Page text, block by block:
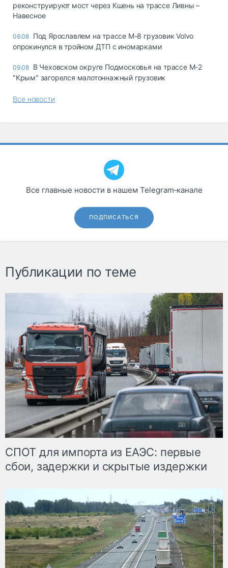
реконструируют мост через Кшень на трассе Ливны –
Навесное
09.08 Под Ярославлем на трассе М-8 грузовик Volvo
опрокинулся в тройном ДТП с иномарками
09.08 В Чеховском округе Подмосковья на трассе М-2
"Крым" загорелся малотоннажный грузовик
Все новости
Все главные новости в нашем Telegram‑канале
ПОДПИСАТЬСЯ
Публикации по теме
СПОТ для импорта из ЕАЭС: первые
сбои, задержки и скрытые издержки